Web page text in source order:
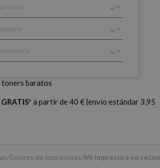
baratos
a partir de 40 € (envío estándar 3,95
Errores de Impresoras Mi impresora no